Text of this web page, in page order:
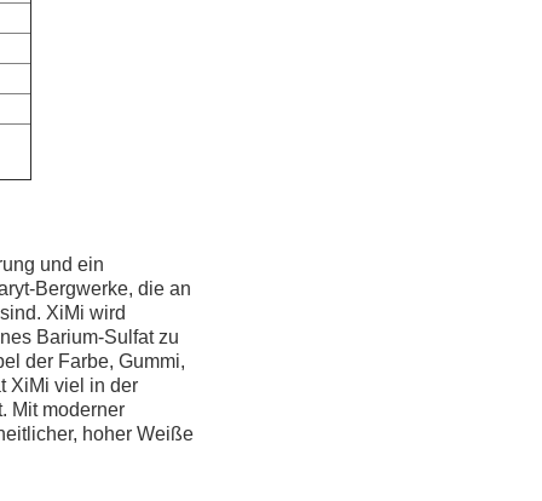
und ein
Bergwerke, die an
XiMi wird
Barium-Sulfat zu
der Farbe, Gummi,
XiMi viel in der
Mit moderner
hoher Weiße